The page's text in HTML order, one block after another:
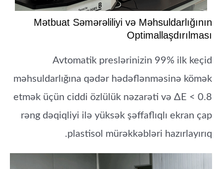
Mətbuat Səmərəliliyi və Məhsuldarlığının
Optimallaşdırılması
Avtomatik preslərinizin 99% ilk keçid
məhsuldarlığına qədər hədəflənməsinə kömək
etmək üçün ciddi özlülük nəzarəti və ΔE < 0.8
rəng dəqiqliyi ilə yüksək şəffaflıqlı ekran çap
plastisol mürəkkəbləri hazırlayırıq.